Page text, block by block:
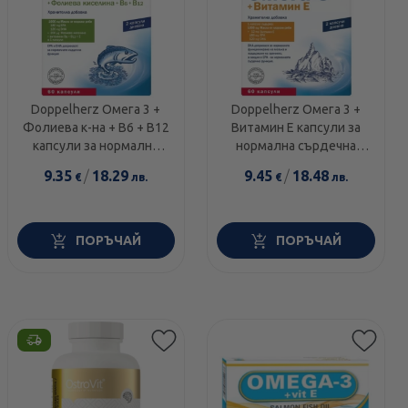
Doppelherz Омега 3 +
Фолиева к-на + B6 + B12
капсули за нормална
9.35 € / 18.29 лв.
ПОРЪЧАЙ
Doppelherz Омега 3 +
Витамин Е капсули за
нормална сърдечна
холестерол х60
9.45€ / 18.48лв.
ПОРЪЧАЙ